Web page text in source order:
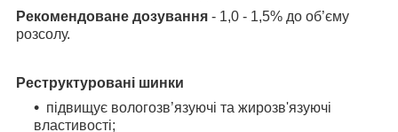
Рекомендоване дозування - 1,0 - 1,5% до об’єму
розсолу.
Реструктуровані шинки
підвищує вологозв’язуючі та жирозв'язуючі
властивості;